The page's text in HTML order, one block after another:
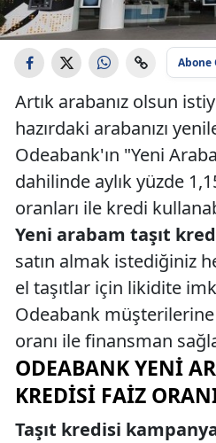
Abone
Artık arabanız olsun
hazırdaki arabanızı
Odeabank'ın "Yeni
dahilinde aylık yüzde
oranları ile kredi
Yeni arabam taşıt
satın almak istediğiniz
el taşıtlar için likidite
Odeabank
oranı ile finansman
ODEABANK YENI
KREDISI FAIZ
Taşıt kredisi